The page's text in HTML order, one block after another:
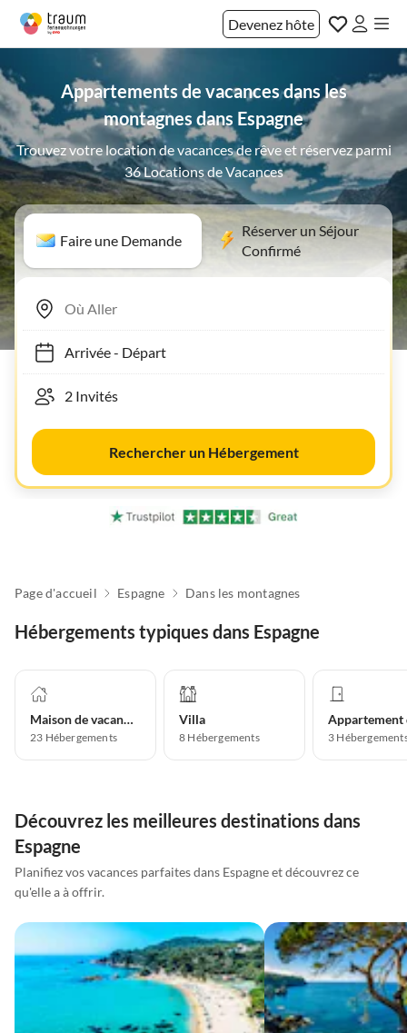
Devenez hôte
Appartements de vacances dans les
montagnes dans Espagne
Trouvez votre location de vacances de rêve et réservez parmi
36 Locations de Vacances
Faire une Demande
Réserver un Séjour
Confirmé
Arrivée- Départ
Rechercher un Hébergement
Page d'accueil Espagne Dans les montagnes
Hébergements typiques dans Espagne
Maison de vacances
23 Hébergements
Villa
8 Hébergements 3
Découvrez les meilleures destinations dans
Espagne
Planifiez vos vacances parfaites dans Espagne et découvrez ce
qu'elle a à offrir.